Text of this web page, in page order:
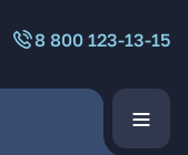
8 800 123-13-15